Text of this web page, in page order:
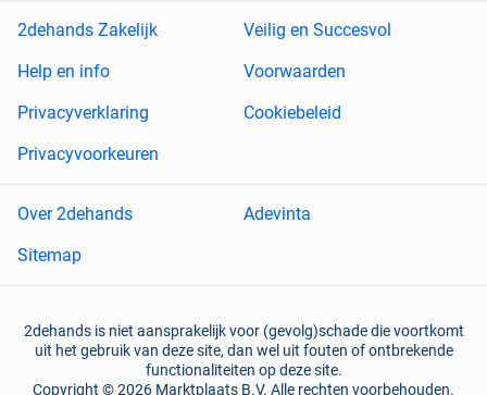
2dehands Zakelijk
Veilig en Succesvol
Help en info
Voorwaarden
Privacyverklaring
Cookiebeleid
Privacyvoorkeuren
Over 2dehands
Adevinta
Sitemap
2dehands is niet aansprakelijk voor (gevolg)schade die voortkomt
uit het gebruik van deze site, dan wel uit fouten of ontbrekende
functionaliteiten op deze site.
Copyright © 2026 Marktplaats B.V. Alle rechten voorbehouden.